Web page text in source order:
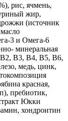
рис, ячмень,
жир,
(источник
3 и Омега-6
минеральная
В2, В3, В4, В5, В6,
медь, цинк,
красная,
пребиотик,
Юкки
хондроитин